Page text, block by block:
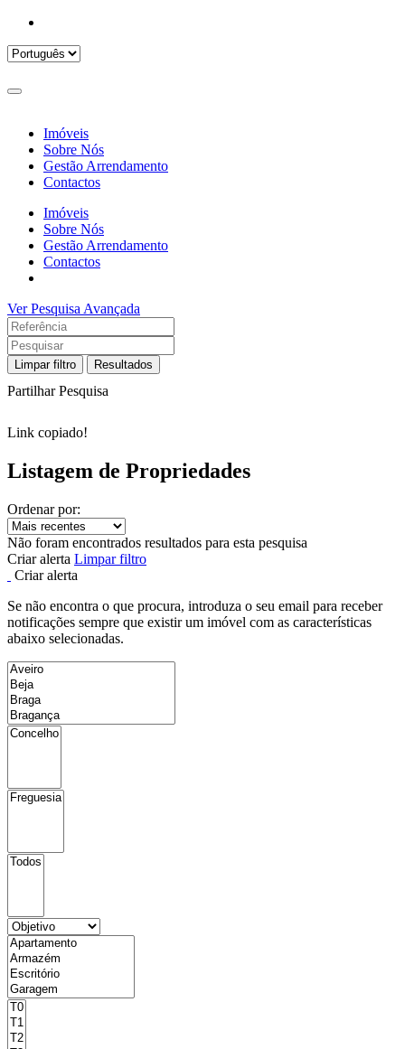
Imóveis
Sobre Nós
Gestão Arrendamento
Contactos
Imóveis
Sobre Nós
Gestão Arrendamento
Contactos
Ver Pesquisa Avançada
Limpar filtro Resultados
Partilhar Pesquisa
Link copiado!
Listagem de Propriedades
Ordenar por:
Não foram encontrados resultados para esta pesquisa
Criar alerta Limpar filtro
Criar alerta
Se não encontra o que procura, introduza o seu email para receber
notificações sempre que existir um imóvel com as características
abaixo selecionadas.